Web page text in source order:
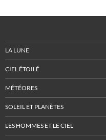
LA LUNE
CIEL ÉTOILÉ
MÉTÉORES
SOLEIL ET PLANÈTES
LES HOMMES ET LE CIEL